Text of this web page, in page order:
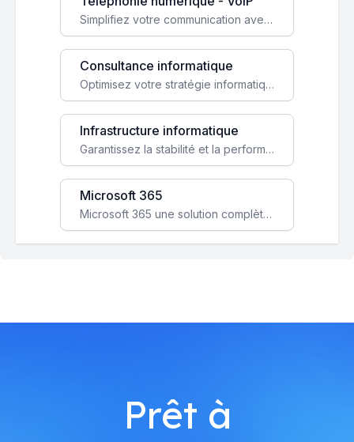
Simplifiez votre communication avec une solution VoIP flexible, économique et adaptée à vos besoins professionnels.
Consultance informatique
Optimisez votre stratégie informatique avec l'expertise de nos consultants pour améliorer votre efficacité et sécurité.
Infrastructure informatique
Garantissez la stabilité et la performance de votre entreprise avec une infrastructure IT sécurisée et évolutive.
Microsoft 365
Microsoft 365 une solution complète qui booste votre productivité, renforce la sécurité de vos données et facilite la collaboration.
Prêt à